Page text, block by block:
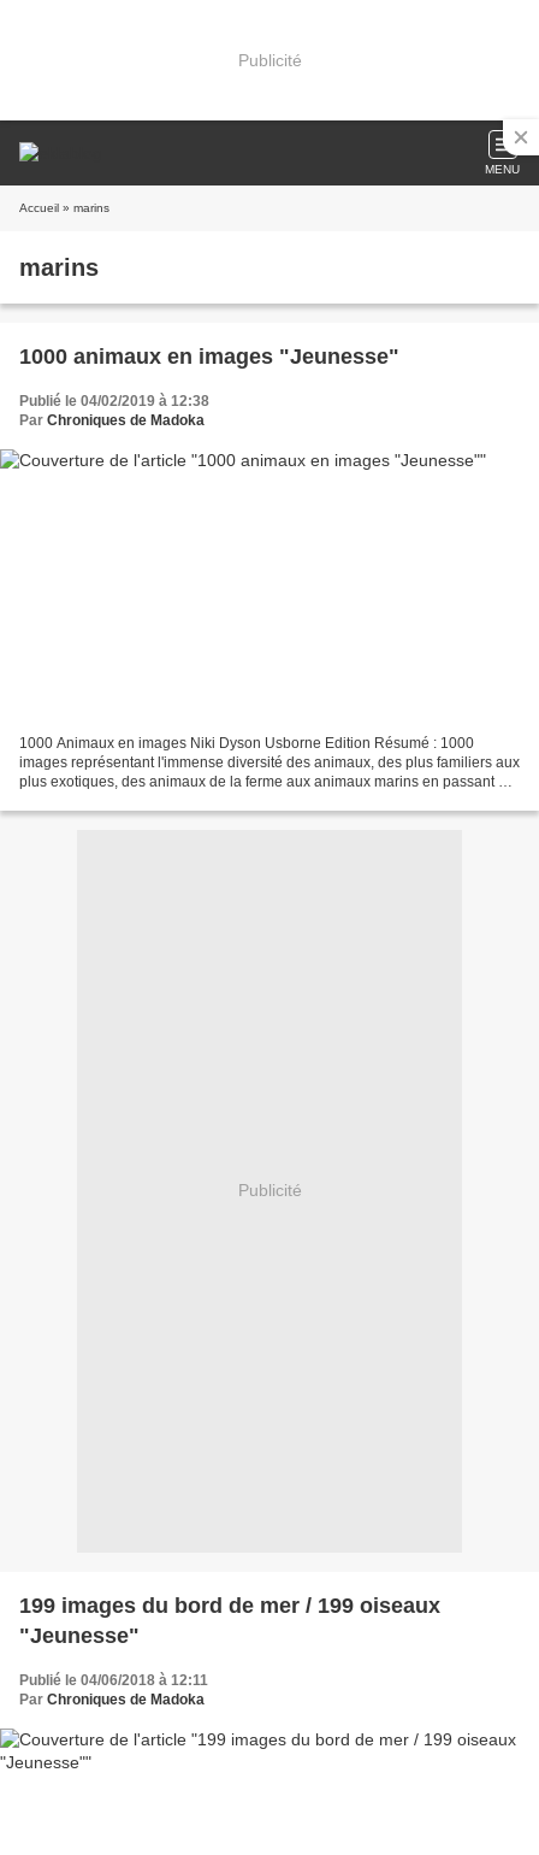
Publicité
MENU
Accueil » marins
marins
1000 animaux en images "Jeunesse"
Publié le 04/02/2019 à 12:38
Par Chroniques de Madoka
1000 Animaux en images Niki Dyson Usborne Edition Résumé : 1000
images représentant l'immense diversité des animaux, des plus familiers aux
plus exotiques, des animaux de la ferme aux animaux marins en passant par
Publicité
199 images du bord de mer / 199 oiseaux
"Jeunesse"
Publié le 04/06/2018 à 12:11
Par Chroniques de Madoka